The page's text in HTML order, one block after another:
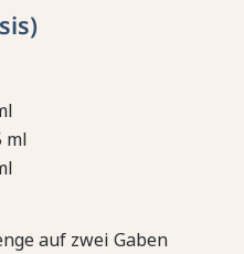
ml
auf zwei Gaben